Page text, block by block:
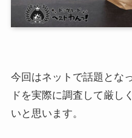
今回はネットで話題とな
ドを実際に調査して厳し
いと思います。